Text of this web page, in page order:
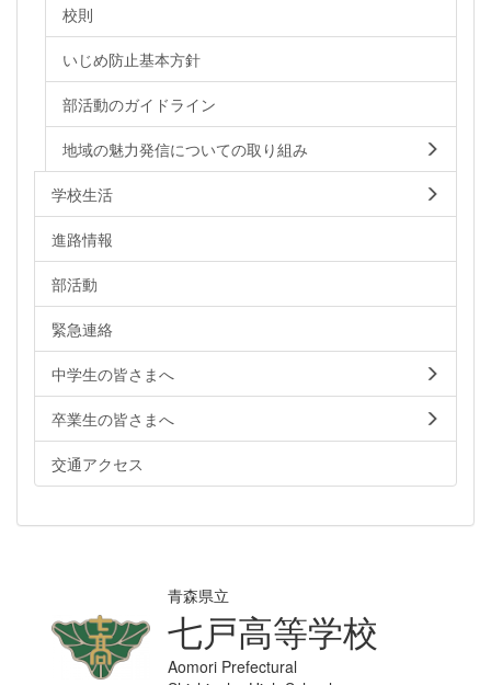
校則
いじめ防止基本方針
部活動のガイドライン
地域の魅力発信についての取り組み
学校生活
進路情報
部活動
緊急連絡
中学生の皆さまへ
卒業生の皆さまへ
交通アクセス
青森県立
七戸高等学校
Aomori Prefectural